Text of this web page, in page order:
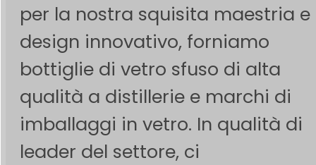
per la nostra squisita maestria e
design innovativo, forniamo
bottiglie di vetro sfuso di alta
qualità a distillerie e marchi di
imballaggi in vetro. In qualità di
leader del settore, ci